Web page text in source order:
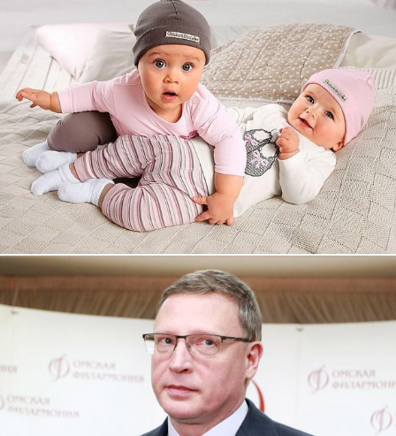
Увеличили выручку интернет-
магазину topdatop.ru на 25%!
Смотреть проект
Сайт кандидата в губернаторы
Буркова Александра Леонидовича